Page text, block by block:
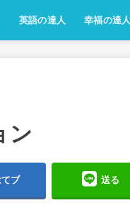
英語の達人 幸福の達人
ン
てブ 送る